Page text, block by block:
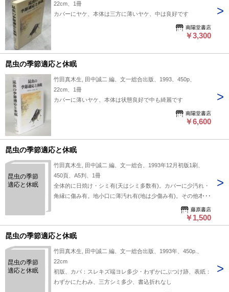
22cm、1冊
カバーにヤケ、本体は三方に薄いヤケ、中は良好です
南陽堂書店
￥3,300
昆虫の季節適応と休眠
竹田真木生, 田中誠二 編、文一総合出版、1993、450p、
22cm、1冊
カバーに薄いヤケ、本体は状態良好で中も綺麗です
南陽堂書店
￥6,600
昆虫の季節適応と休眠
昆虫の季節
適応と休眠
竹田真木生, 田中誠二 編、文一総合、1993年12月初版1刷、
450頁、A5判、1冊
全体的に日焼け・シミ有(天はシミ多数有)。カバーに少汚れ・
角縁に傷み有。地小口に薄汚れ有(地は少傷み有)。その他本文
藤原書店
￥1,500
昆虫の季節適応と休眠
昆虫の季節
適応と休眠
竹田真木生, 田中誠二 編、文一総合出版、1993年、450p.、
22cm
初版、カバ：スレキズ端ヨレ多少・わずかにぶつけ跡、表紙：
わずかにたわみ、三方シミ多少、書込折れなし